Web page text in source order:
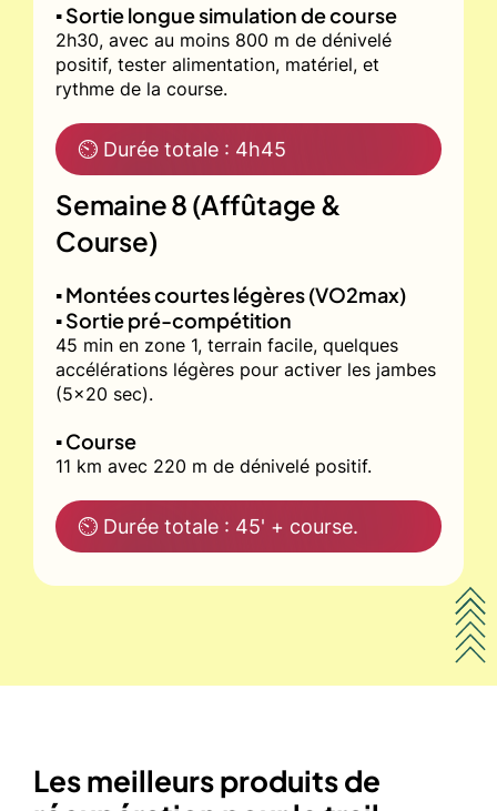
▪️ Sortie longue simulation de course
2h30, avec au moins 800 m de dénivelé
positif, tester alimentation, matériel, et
rythme de la course.
⏲ Durée totale : 4h45
Semaine 8 (Affûtage &
Course)
▪️ Montées courtes légères (VO2max)
▪️ Sortie pré-compétition
45 min en zone 1, terrain facile, quelques
accélérations légères pour activer les jambes
(5x20 sec).
▪️ Course
11 km avec 220 m de dénivelé positif.
⏲ Durée totale : 45' + course.
Les meilleurs produits de